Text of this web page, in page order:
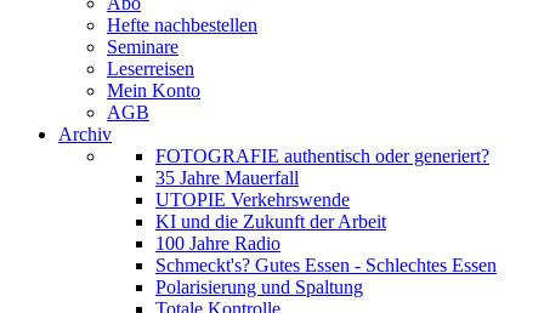
Hefte nachbestellen
Seminare
Leserreisen
Mein Konto
AGB
Archiv
FOTOGRAFIE authentisch oder generiert?
35 Jahre Mauerfall
UTOPIE Verkehrswende
KI und die Zukunft der Arbeit
100 Jahre Radio
Schmeckt's? Gutes Essen - Schlechtes Essen
Polarisierung und Spaltung
Totale Kontrolle